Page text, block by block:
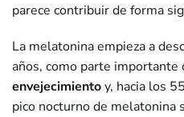
parece contribuir de forma
La melatonina empieza a
años, como parte importante
envejecimientoy, hacia los
pico nocturno de melatonina